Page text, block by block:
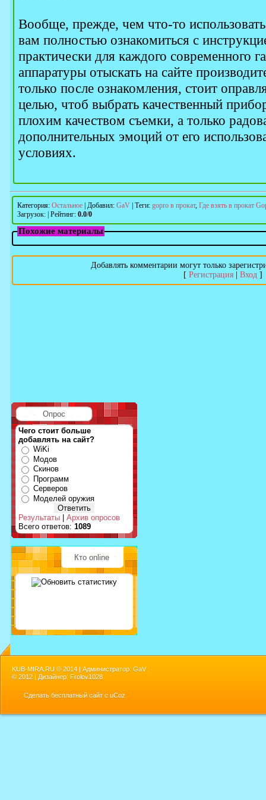
Вообще, прежде, чем что-то
вам полностью ознакомиться с
практически для каждого современного
аппаратуры отыскать на сайте
только после ознакомления, стоит
целью, чтоб выбрать качественный
плохим качеством съемки, а только
дополнительных эмоций от его
условиях.
Категория: Остальное Добавил: GaV Теги: gopro в прокат, Где взять в прокат
Загрузок: Рейтинг: 0.0/0
Похожие материалы
Добавлять комментарии могут только
[ Регистрация| Вход]
Опрос
Чего стоит больше
добавлять на сайт?
WiKi
Модов
Скинов
Программ
Серверов
Моделей оружия
Результаты
Архив опросов
Всего ответов: 1089
Кто online
KUB-MIRA.RU © 2014 | Администратор: GaV
© 2012 | Дизайнер: Frolov1028
Сделать бесплатный сайт с uCoz